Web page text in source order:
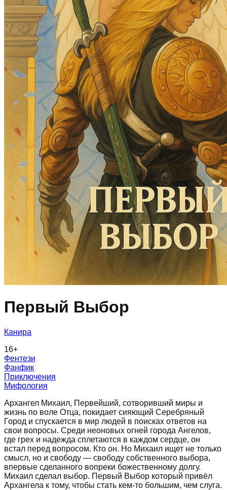
Первый Выбор
Канира
16+
Фентези
Фанфик
Приключения
Мифология
Архангел Михаил, Первейший, сотворивший миры и
жизнь по воле Отца, покидает сияющий Серебряный
Город и спускается в мир людей в поисках ответов на
свои вопросы. Среди неоновых огней города Ангелов,
где грех и надежда сплетаются в каждом сердце, он
встал перед вопросом. Кто он. Но Михаил ищет не только
смысл, но и свободу — свободу собственного выбора,
впервые сделанного вопреки божественному долгу.
Михаил сделал выбор. Первый Выбор который привёл
Архангела к тому, чтобы стать кем-то большим, чем слуга.